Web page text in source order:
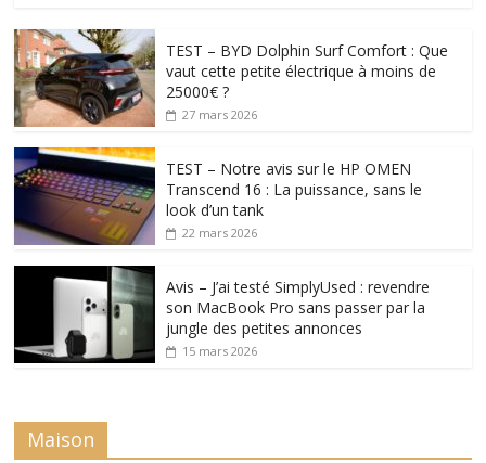
TEST – BYD Dolphin Surf Comfort : Que
vaut cette petite électrique à moins de
25000€ ?
27 mars 2026
TEST – Notre avis sur le HP OMEN
Transcend 16 : La puissance, sans le
look d’un tank
22 mars 2026
Avis – J’ai testé SimplyUsed : revendre
son MacBook Pro sans passer par la
jungle des petites annonces
15 mars 2026
Maison